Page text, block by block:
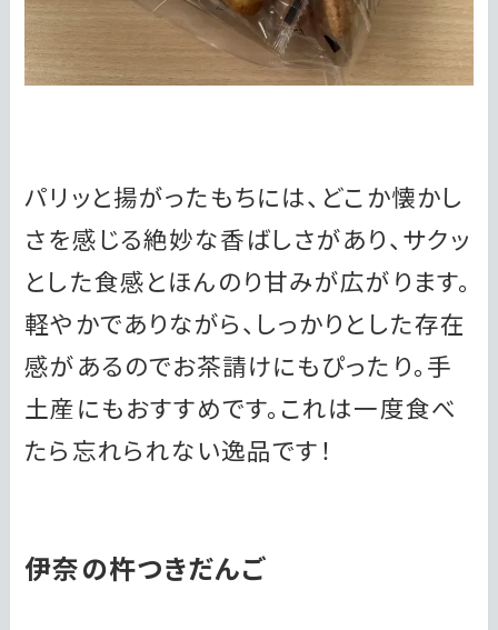
パリッと揚がったもちには、どこか懐かし
さを感じる絶妙な香ばしさがあり、サクッ
とした食感とほんのり甘みが広がります。
軽やかでありながら、しっかりとした存在
感があるのでお茶請けにもぴったり。手
土産にもおすすめです。これは一度食べ
たら忘れられない逸品です！
伊奈の杵つきだんご